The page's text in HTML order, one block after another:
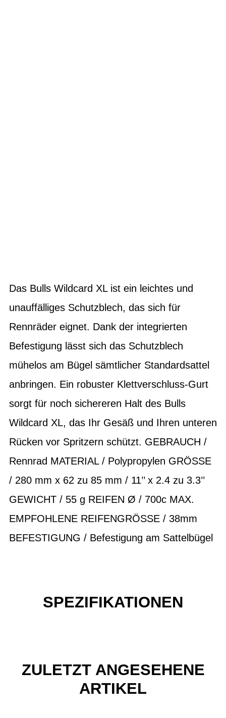
Das Bulls Wildcard XL ist ein leichtes und
unauffälliges Schutzblech, das sich für
Rennräder eignet. Dank der integrierten
Befestigung lässt sich das Schutzblech
mühelos am Bügel sämtlicher Standardsattel
anbringen. Ein robuster Klettverschluss-Gurt
sorgt für noch sichereren Halt des Bulls
Wildcard XL, das Ihr Gesäß und Ihren unteren
Rücken vor Spritzern schützt. GEBRAUCH /
Rennrad MATERIAL / Polypropylen GRÖSSE
/ 280 mm x 62 zu 85 mm / 11’’ x 2.4 zu 3.3’’
GEWICHT / 55 g REIFEN Ø / 700c MAX.
EMPFOHLENE REIFENGRÖSSE / 38mm
BEFESTIGUNG / Befestigung am Sattelbügel
SPEZIFIKATIONEN
ZULETZT ANGESEHENE
ARTIKEL